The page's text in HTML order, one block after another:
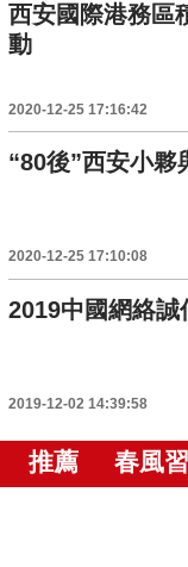
西安國際港務區
動
2020-12-25 17:16:42
“80後”西安小夥
2020-12-25 17:10:08
2019中國網絡
2019-12-02 14:39:58
推薦 春風